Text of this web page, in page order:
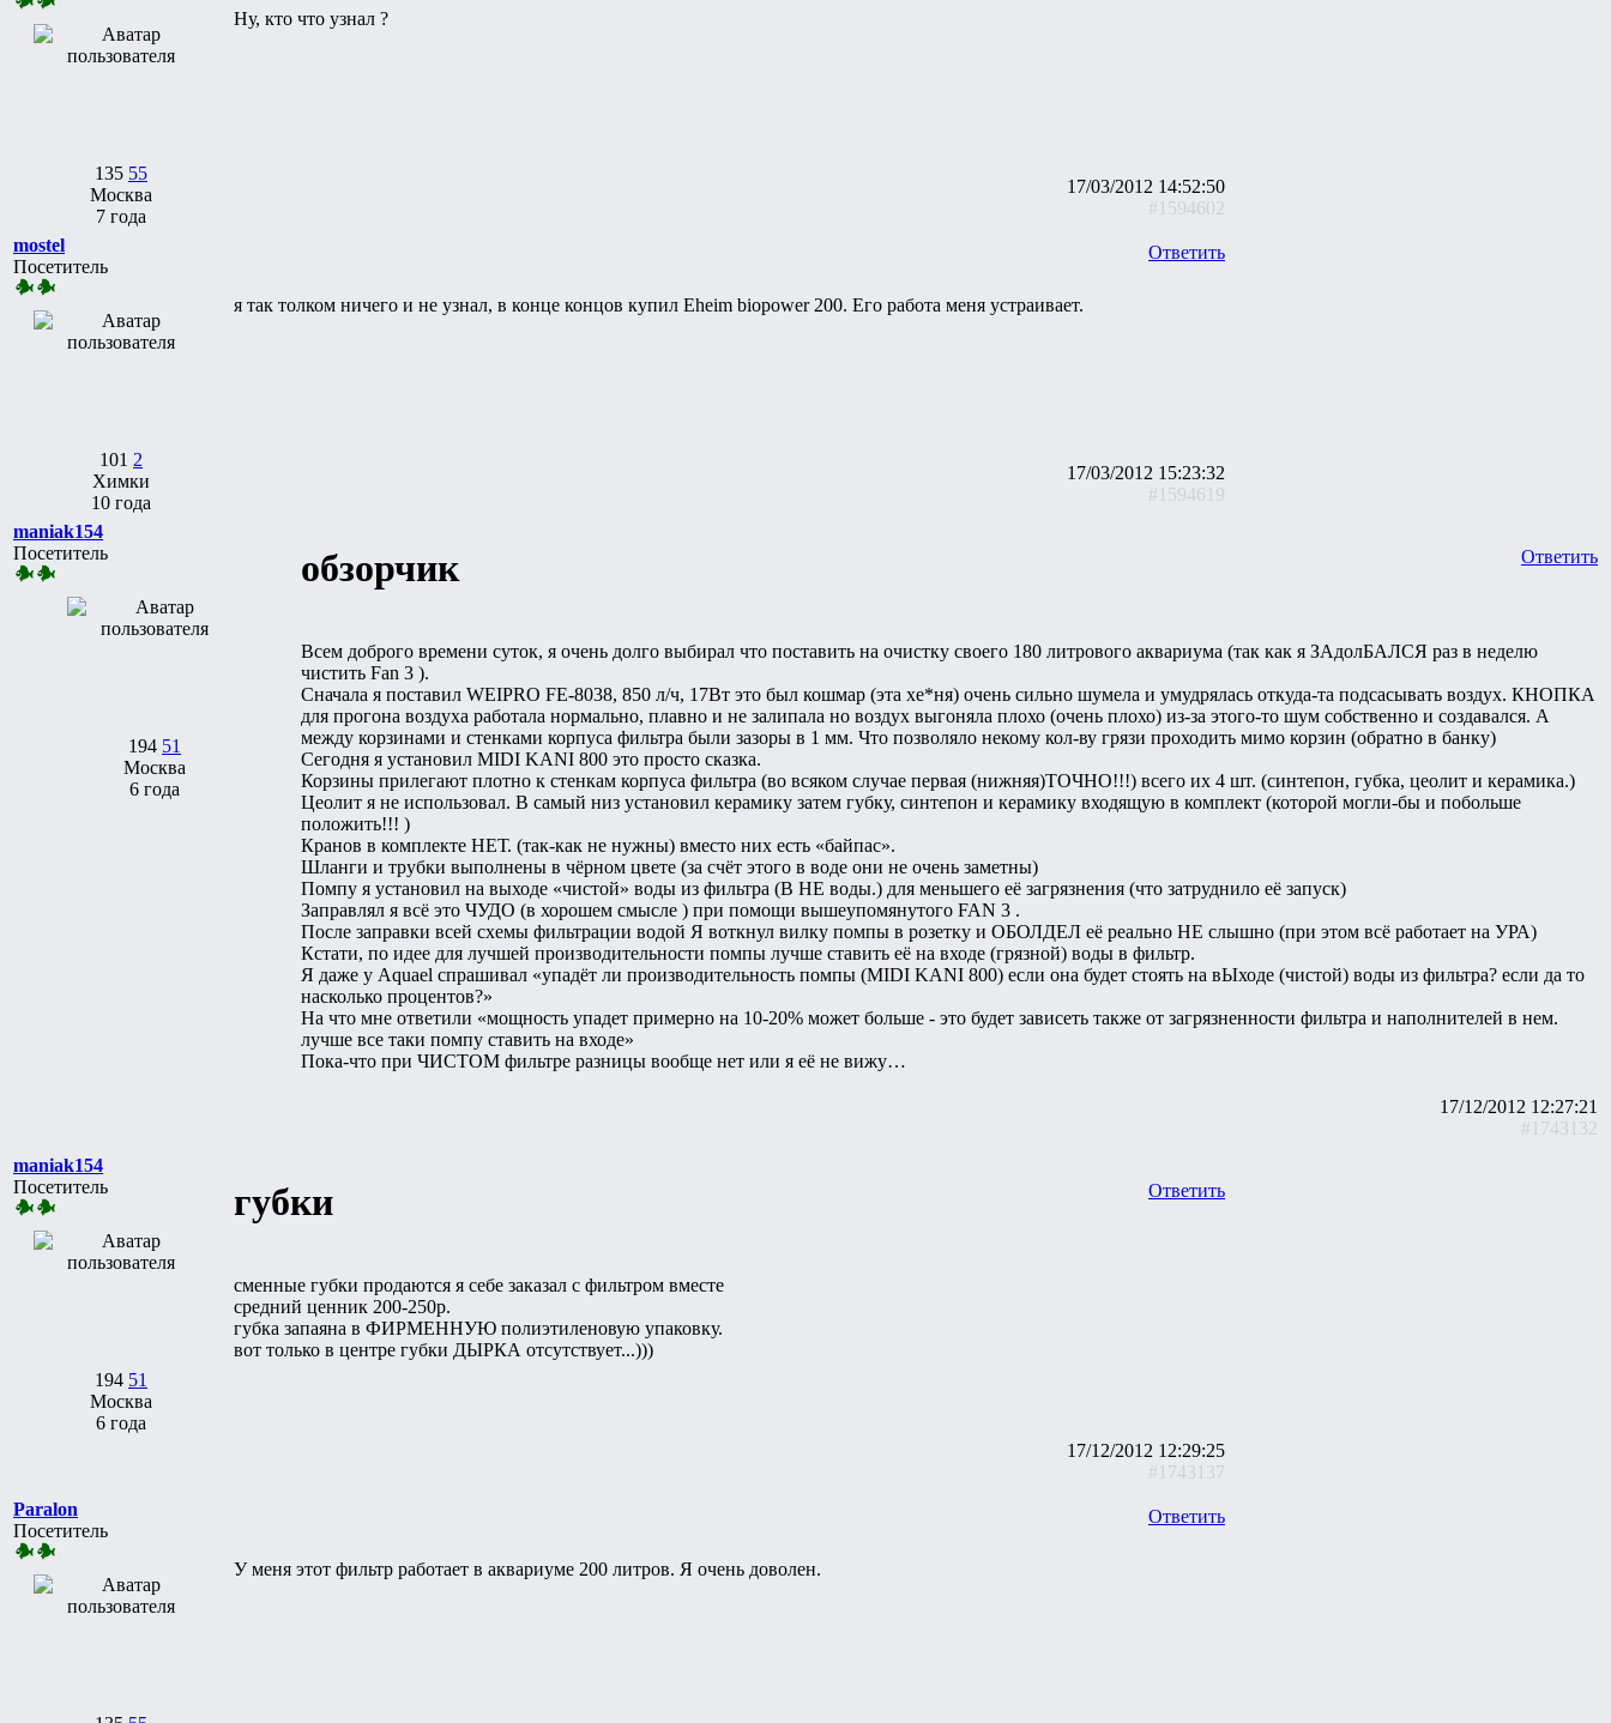
135 55
Москва
7 года
Ну, кто что узнал ?
17/03/2012 14:52:50
#1594602
mostel
Посетитель
101 2
Химки
10 года
Ответить
я так толком ничего и не узнал, в конце концов купил Eheim biopower 200. Его работа меня устраивает.
17/03/2012 15:23:32
#1594619
maniak154
Посетитель
194 51
Москва
6 года
Ответить
обзорчик
Всем доброго времени суток, я очень долго выбирал что поставить на очистку своего 180 литрового аквариума (так как я ЗАдолБАЛСЯ раз в неделю
чистить Fan 3 ).
Сначала я поставил WEIPRO FE-8038, 850 л/ч, 17Вт это был кошмар (эта хе*ня) очень сильно шумела и умудрялась откуда-та подсасывать воздух. КНОПКА
для прогона воздуха работала нормально, плавно и не залипала но воздух выгоняла плохо (очень плохо) из-за этого-то шум собственно и создавался. А
между корзинами и стенками корпуса фильтра были зазоры в 1 мм. Что позволяло некому кол-ву грязи проходить мимо корзин (обратно в банку)
Сегодня я установил MIDI KANI 800 это просто сказка.
Корзины прилегают плотно к стенкам корпуса фильтра (во всяком случае первая (нижняя)ТОЧНО!!!) всего их 4 шт. (синтепон, губка, цеолит и керамика.)
Цеолит я не использовал. В самый низ установил керамику затем губку, синтепон и керамику входящую в комплект (которой могли-бы и побольше
положить!!! )
Кранов в комплекте НЕТ. (так-как не нужны) вместо них есть «байпас».
Шланги и трубки выполнены в чёрном цвете (за счёт этого в воде они не очень заметны)
Помпу я установил на выходе «чистой» воды из фильтра (В НЕ воды.) для меньшего её загрязнения (что затруднило её запуск)
Заправлял я всё это ЧУДО (в хорошем смысле ) при помощи вышеупомянутого FAN 3 .
После заправки всей схемы фильтрации водой Я воткнул вилку помпы в розетку и ОБОЛДЕЛ её реально НЕ слышно (при этом всё работает на УРА)
Кстати, по идее для лучшей производительности помпы лучше ставить её на входе (грязной) воды в фильтр.
Я даже у Aquael спрашивал «упадёт ли производительность помпы (MIDI KANI 800) если она будет стоять на вЫходе (чистой) воды из фильтра? если да то
насколько процентов?»
На что мне ответили «мощность упадет примерно на 10-20% может больше - это будет зависеть также от загрязненности фильтра и наполнителей в нем.
лучше все таки помпу ставить на входе»
Пока-что при ЧИСТОМ фильтре разницы вообще нет или я её не вижу…
17/12/2012 12:27:21
#1743132
maniak154
Посетитель
194 51
Москва
6 года
Ответить
губки
сменные губки продаются я себе заказал с фильтром вместе
средний ценник 200-250р.
губка запаяна в ФИРМЕННУЮ полиэтиленовую упаковку.
вот только в центре губки ДЫРКА отсутствует...)))
17/12/2012 12:29:25
#1743137
Paralon
Посетитель
Ответить
У меня этот фильтр работает в аквариуме 200 литров. Я очень доволен.